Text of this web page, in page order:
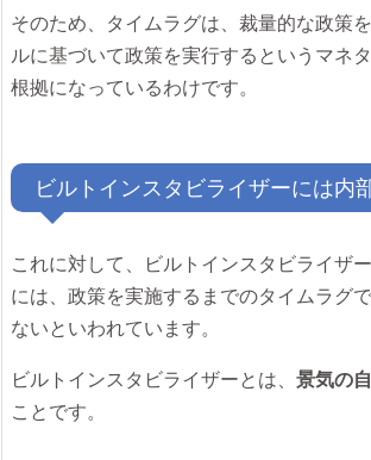
そのため、タイムラグは、裁量的な政策
ルに基づいて政策を実行するというマネ
根拠になっているわけです。
ビルトインスタビライザーには内
これに対して、ビルトインスタビライザ
には、政策を実施するまでのタイムラグ
ないといわれています。
ビルトインスタビライザーとは、 景気の
ことです。